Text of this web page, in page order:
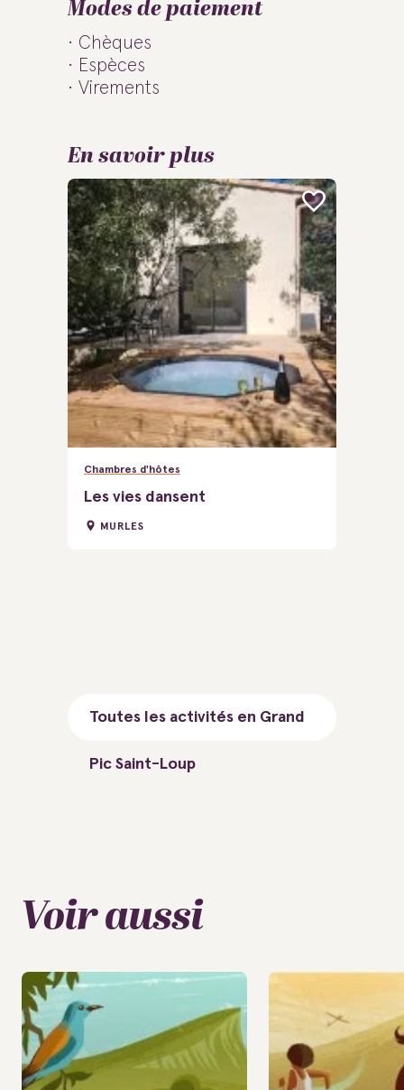
Modes de paiement
Chèques
Espèces
Virements
En savoir plus
Chambres d'hôtes
Les vies dansent
MURLES
Toutes les activités en Grand
Pic Saint-Loup
Voir aussi